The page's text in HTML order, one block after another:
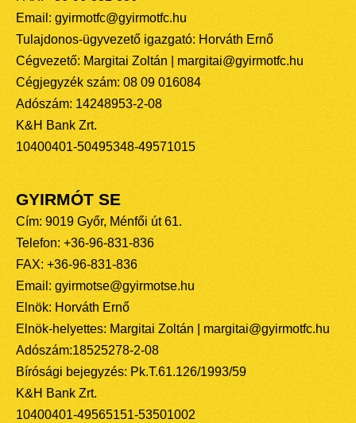
Email: gyirmotfc@gyirmotfc.hu
Tulajdonos-ügyvezető igazgató: Horváth Ernő
Cégvezető: Margitai Zoltán | margitai@gyirmotfc.hu
Cégjegyzék szám: 08 09 016084
Adószám: 14248953-2-08
K&H Bank Zrt.
10400401-50495348-49571015
GYIRMÓT SE
Cím: 9019 Győr, Ménfői út 61.
Telefon: +36-96-831-836
FAX: +36-96-831-836
Email: gyirmotse@gyirmotse.hu
Elnök: Horváth Ernő
Elnök-helyettes: Margitai Zoltán | margitai@gyirmotfc.hu
Adószám:18525278-2-08
Bírósági bejegyzés: Pk.T.61.126/1993/59
K&H Bank Zrt.
10400401-49565151-53501002